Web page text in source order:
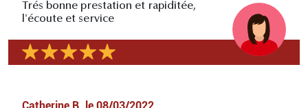
Trés bonne prestation et rapiditée,
l'écoute et service